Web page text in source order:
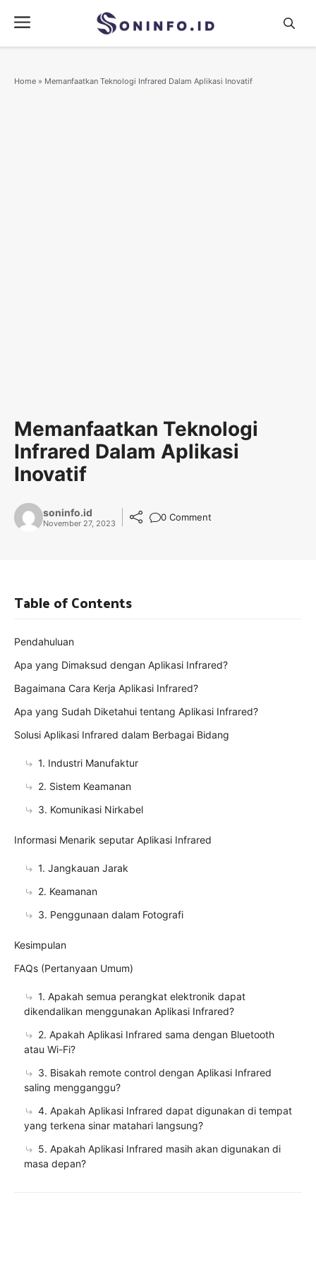
content
Menu
Home » Memanfaatkan Teknologi Infrared Dalam Aplikasi Inovatif
Memanfaatkan Teknologi
Infrared Dalam Aplikasi
Inovatif
soninfo.id
November 27, 2023
0 Comment
Table of Contents
Pendahuluan
Apa yang Dimaksud dengan Aplikasi Infrared?
Bagaimana Cara Kerja Aplikasi Infrared?
Apa yang Sudah Diketahui tentang Aplikasi Infrared?
Solusi Aplikasi Infrared dalam Berbagai Bidang
1. Industri Manufaktur
2. Sistem Keamanan
3. Komunikasi Nirkabel
Informasi Menarik seputar Aplikasi Infrared
1. Jangkauan Jarak
2. Keamanan
3. Penggunaan dalam Fotografi
Kesimpulan
FAQs (Pertanyaan Umum)
1. Apakah semua perangkat elektronik dapat
dikendalikan menggunakan Aplikasi Infrared?
2. Apakah Aplikasi Infrared sama dengan Bluetooth
atau Wi-Fi?
3. Bisakah remote control dengan Aplikasi Infrared
saling mengganggu?
4. Apakah Aplikasi Infrared dapat digunakan di tempat
yang terkena sinar matahari langsung?
5. Apakah Aplikasi Infrared masih akan digunakan di
masa depan?